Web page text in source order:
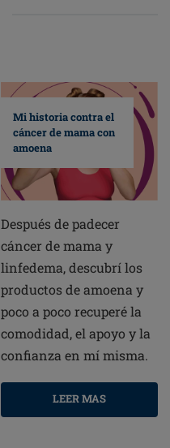
Mi historia contra el
cáncer de mama con
amoena
Después de padecer
cáncer de mama y
linfedema, descubrí los
productos de amoena y
poco a poco recuperé la
comodidad, el apoyo y la
confianza en mí misma.
LEER MAS